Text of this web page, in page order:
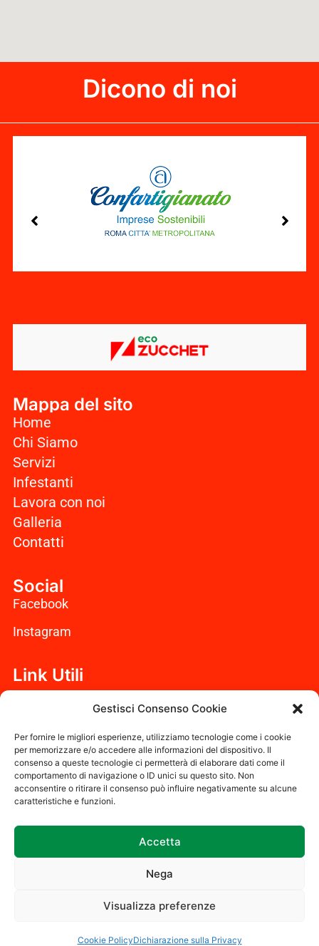
Gestisci Consenso Cookie
Per fornire le migliori esperienze, utilizziamo tecnologie come i cookie
per memorizzare e/o accedere alle informazioni del dispositivo. Il
consenso a queste tecnologie ci permetterà di elaborare dati come il
comportamento di navigazione o ID unici su questo sito. Non
acconsentire o ritirare il consenso può influire negativamente su alcune
caratteristiche e funzioni.
Accetta
Nega
Visualizza preferenze
Cookie PolicyDichiarazione sulla Privacy
Dicono di noi
Mappa del sito
Home
Chi Siamo
Servizi
Infestanti
Lavora con noi
Galleria
Contatti
Social
Facebook
Instagram
Link Utili
Dichiarazione sulla Privacy (UE)
Disconoscimento
Codice Etico
2023 Eco Zucchet S.r.l. Società a responsabilità
limitata – Capitale sociale €10.000,00 -Sede legale
P.iva 17034561005
Sito web gestito daG Tech GroupeGianluca Gentile